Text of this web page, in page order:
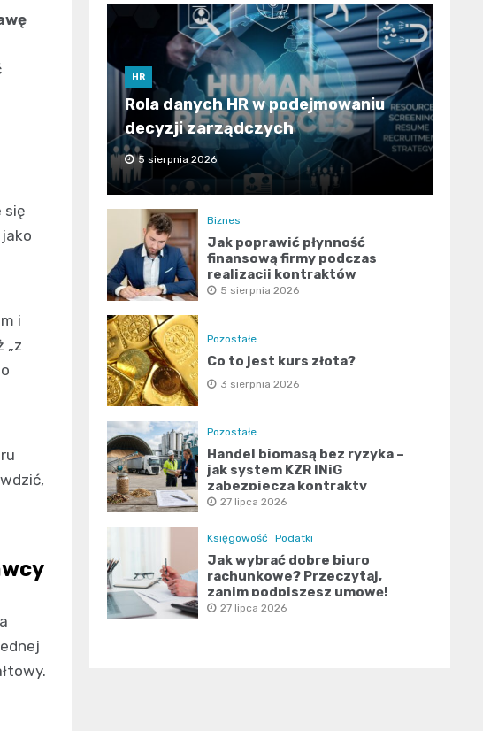
się
i
„z
HR
Rola danych HR w podejmowaniu
decyzji zarządczych
5 sierpnia 2026
Biznes
Jak poprawić płynność
finansową firmy podczas
realizacji kontraktów
publicznych?
5 sierpnia 2026
Pozostałe
Co to jest kurs złota?
3 sierpnia 2026
Pozostałe
Handel biomasą bez ryzyka –
jak system KZR INiG
zabezpiecza kontrakty
terminowe?
27 lipca 2026
Księgowość Podatki
Jak wybrać dobre biuro
rachunkowe? Przeczytaj,
zanim podpiszesz umowę!
27 lipca 2026